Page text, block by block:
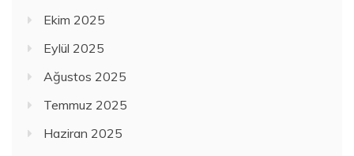
Ekim 2025
Eylül 2025
Ağustos 2025
Temmuz 2025
Haziran 2025